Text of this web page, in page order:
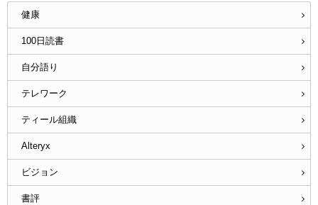
健康
100日読書
自分語り
テレワーク
ティール組織
Alteryx
ビジョン
書評